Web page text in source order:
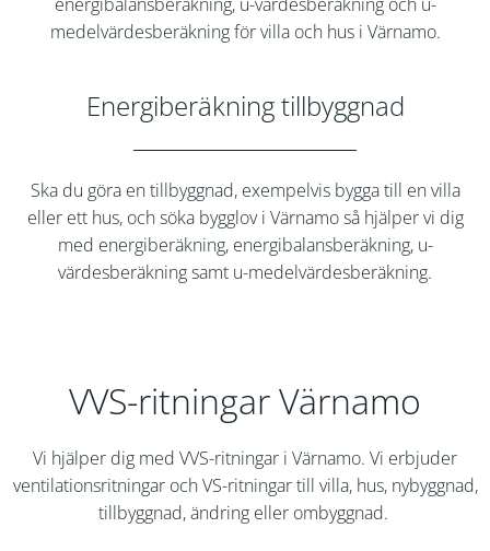
medelvärdesberäkning för villa och hus i Värnamo.
Energiberäkning tillbyggnad
Ska du göra en tillbyggnad, exempelvis bygga till en villa
eller ett hus, och söka bygglov i Värnamoså hjälper vi dig
med energiberäkning, energibalansberäkning, u-
värdesberäkning samt u-medelvärdesberäkning.
VVS-ritningar Värnamo
Vi hjälper dig med VVS-ritningar i Värnamo. Vi erbjuder
ventilationsritningar och VS-ritningar till villa, hus, nybyggnad,
tillbyggnad, ändring eller ombyggnad.